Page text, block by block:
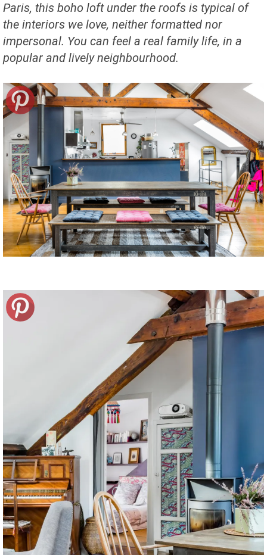
Paris, this boho loft under the roofs is typical of
the interiors we love, neither formatted nor
impersonal. You can feel a real family life, in a
popular and lively neighbourhood.